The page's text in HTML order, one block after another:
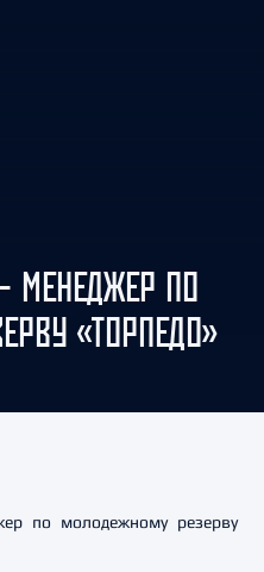
МЕНЕДЖЕР ПО
«ТОРПЕДО»